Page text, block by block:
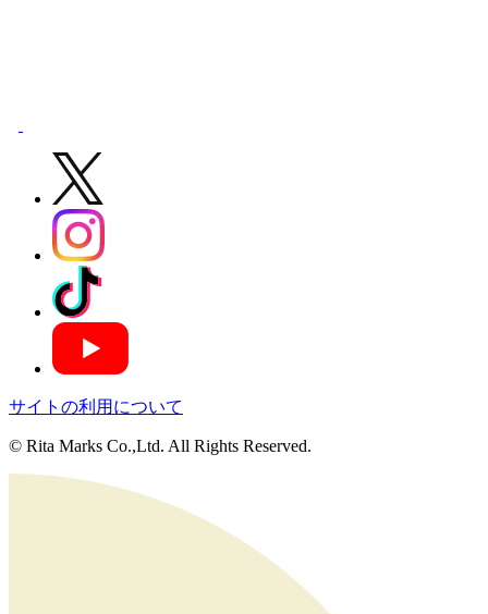
サイトの利用について
© Rita Marks Co.,Ltd. All Rights Reserved.